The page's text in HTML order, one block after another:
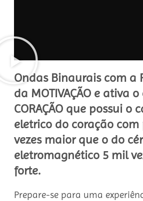
Ondas Binaurais com a
da MOTIVAÇÃO e ativa
CORAÇÃO que possui o
eletrico do coração com
vezes maior que o do
eletromagnético 5 mil
forte.
Prepare-se para uma